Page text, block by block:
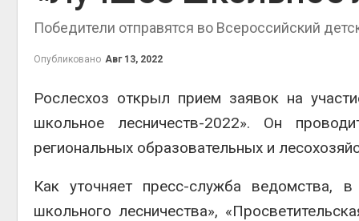
Победители отправятся во Всероссийский
Опубликовано Авг 13, 2022
Рослесхоз открыл прием заявок на
школьное лесничеств-2022». Он
региональных образовательных и
Как уточняет пресс-служба ведомства, в
школьного лесничества»,
Авг 6,